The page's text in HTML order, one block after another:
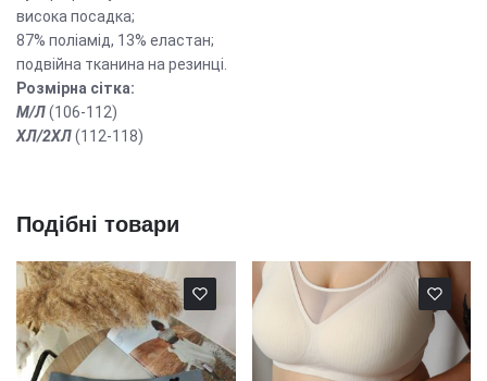
висока посадка;
87% поліамід, 13% еластан;
подвійна тканина на резинці.
Розмірна сітка:
М/Л(106-112)
ХЛ/2ХЛ(112-118)
Подібні товари